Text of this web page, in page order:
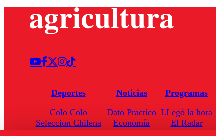
Deportes
Colo Colo
Seleccion Chilena
Noticias
Dato Practico
Economía
Programas
LLegó la hora
El Radar
Enfoqué Público